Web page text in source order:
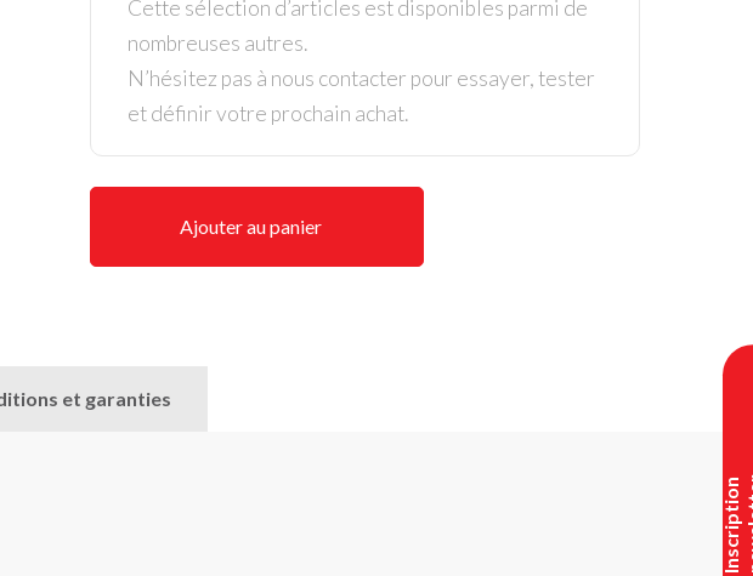
I
n
s
c
r
i
p
t
i
o
n
n
e
w
s
l
e
t
t
e
Cette sélection d’articles est disponibles parmi de
nombreuses autres.
N’hésitez pas à nous contacter pour essayer, tester
et définir votre prochain achat.
Ajouter au panier
et garanties